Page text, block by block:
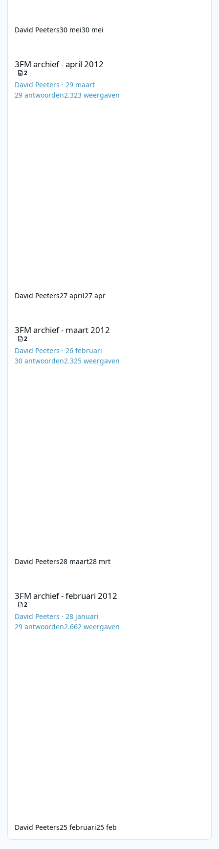
David Peeters30 mei30 mei
3FM archief - april 2012
2
David Peeters · 29 maart
29 antwoorden2.323 weergaven
David Peeters27 april27 apr
3FM archief - maart 2012
2
David Peeters · 26 februari
30 antwoorden2.325 weergaven
David Peeters28 maart28 mrt
3FM archief - februari 2012
2
David Peeters · 28 januari
29 antwoorden2.662 weergaven
David Peeters25 februari25 feb